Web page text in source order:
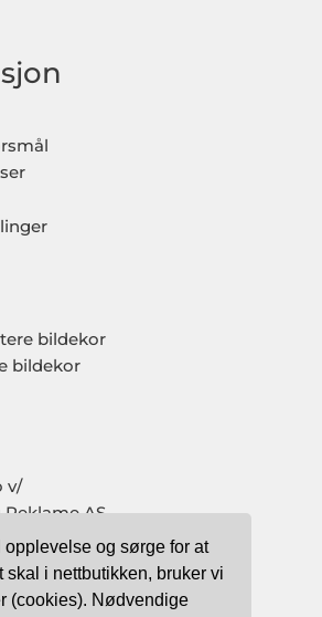
opplevelse og sørge for at
skal i nettbutikken, bruker vi
(cookies). Nødvendige
bildekor
bildekor
v/
AS
016 MVA